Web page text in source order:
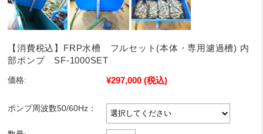
【消費税込】FRP水槽 フルセット(本体・専用濾過槽) 内
部ポンプ SF-1000SET
価格: ¥297,000 (税込)
ポンプ周波数50/60Hz：